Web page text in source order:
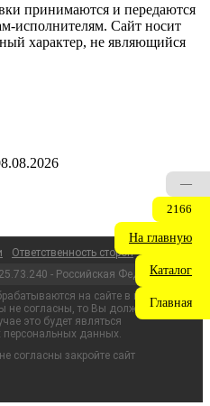
принимаются и передаются
Сайт носит
характер, не являющийся
Ответственность сторон
- Российская Федерация
на сайте в целях
не согласны, то Вы должны
это будет являться
данных.
согласны закройте сайт
—
2166
На главную
Каталог
Главная